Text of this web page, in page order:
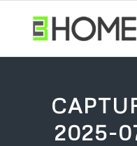
2025-